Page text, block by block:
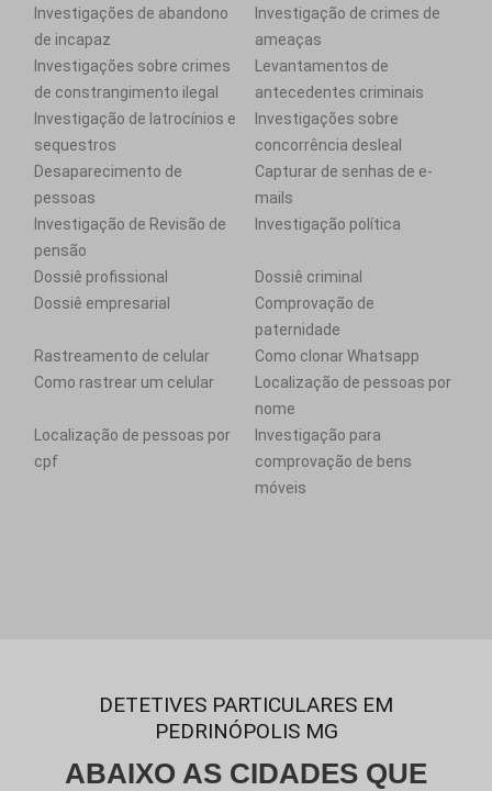
Investigações de abandono
de incapaz
Investigação de crimes de
ameaças
Investigações sobre crimes
de constrangimento ilegal
Levantamentos de
antecedentes criminais
Investigação de latrocínios e
sequestros
Investigações sobre
concorrência desleal
Desaparecimento de
pessoas
Capturar de senhas de e-
mails
Investigação de Revisão de
pensão
Investigação política
Dossiê profissional
Dossiê criminal
Dossiê empresarial
Comprovação de
paternidade
Rastreamento de celular
Como clonar Whatsapp
Como rastrear um celular
Localização de pessoas por
nome
Localização de pessoas por
cpf
Investigação para
comprovação de bens
móveis
DETETIVES PARTICULARES EM
PEDRINÓPOLIS MG
ABAIXO AS CIDADES QUE